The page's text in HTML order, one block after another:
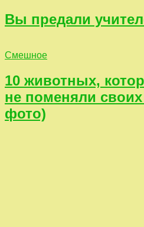
Вы предали
Смешное
10 животных,
не поменяли
фото)